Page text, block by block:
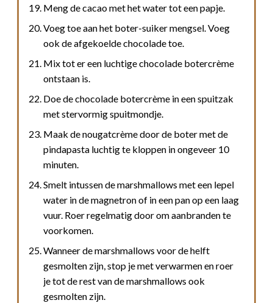
Meng de cacao met het water tot een papje.
Voeg toe aan het boter-suiker mengsel. Voeg
ook de afgekoelde chocolade toe.
Mix tot er een luchtige chocolade botercrème
ontstaan is.
Doe de chocolade botercrème in een spuitzak
met stervormig spuitmondje.
Maak de nougatcrème door de boter met de
pindapasta luchtig te kloppen in ongeveer 10
minuten.
Smelt intussen de marshmallows met een lepel
water in de magnetron of in een pan op een laag
vuur. Roer regelmatig door om aanbranden te
voorkomen.
Wanneer de marshmallows voor de helft
gesmolten zijn, stop je met verwarmen en roer
je tot de rest van de marshmallows ook
gesmolten zijn.